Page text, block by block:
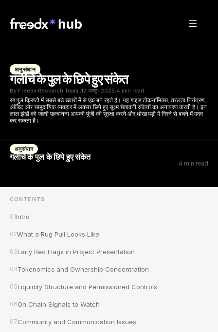
अनुसंधान
गलीचे के पुल के छिपे हुए संकेत
By Freedx Research Team ·12 अक्टू॰ 2025·4 min read
रग पुल क्रिप्टो में सबसे बड़े खतरों में से एक बने रहते हैं। यह गाइड टोकनॉमिक्स, तरलता नियंत्रण,
ऑडिट और सामुदायिक व्यवहार में अक्सर छिपे हुए सूक्ष्म चेतावनी संकेतों का अनावरण करती है। इन
लाल झंडों को जल्दी पहचानना आपकी पूंजी की सुरक्षा करने और धोखाधड़ी में गिरने से बचने में मदद
कर सकता है।
अनुसंधान
गलीचे के पुल के छिपे हुए संकेत
4 min read
CONTENTS
01Intro
02What a Rug Pull Looks Like
03Early Red Flags in Project Presentation
04Tokenomics and Ownership Concentration
05Liquidity Structure and Permissioned Controls
06On Chain Signals to Watch
07Community and Communication Issues